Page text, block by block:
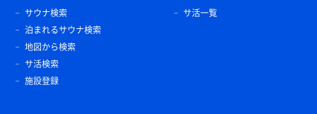
サウナ検索
泊まれるサウナ検索
地図から検索
サ活検索
施設登録
サ活一覧